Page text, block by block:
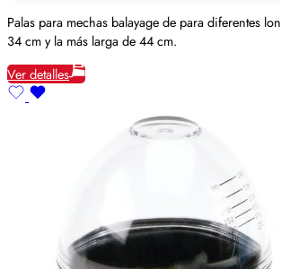
Palas para mechas balayage de para diferentes
34 cm y la más larga de 44 cm.
Ver detalles